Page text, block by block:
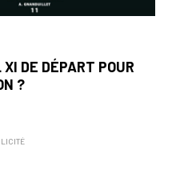
DE DÉPART POUR
?